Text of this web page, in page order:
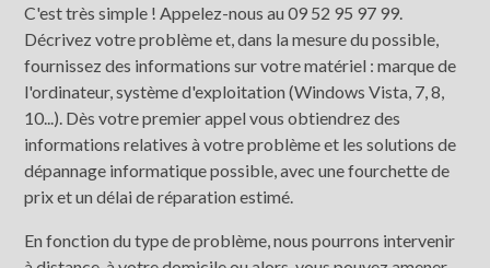
C'est très simple ! Appelez-nous au 09 52 95 97 99.
Décrivez votre problème et, dans la mesure du possible,
fournissez des informations sur votre matériel : marque de
l'ordinateur, système d'exploitation (Windows Vista, 7, 8,
10...). Dès votre premier appel vous obtiendrez des
informations relatives à votre problème et les solutions de
dépannage informatique possible, avec une fourchette de
prix et un délai de réparation estimé.
En fonction du type de problème, nous pourrons intervenir